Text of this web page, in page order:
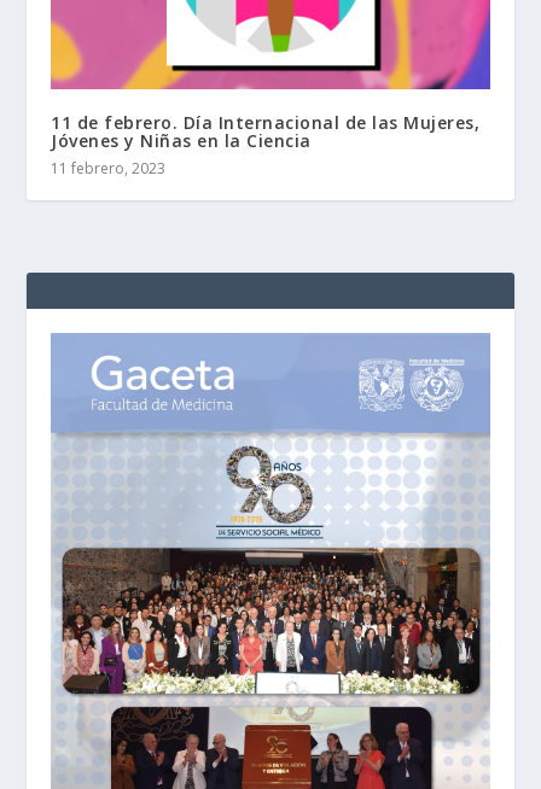
11 de febrero. Día Internacional de las Mujeres,
Jóvenes y Niñas en la Ciencia
11 febrero, 2023